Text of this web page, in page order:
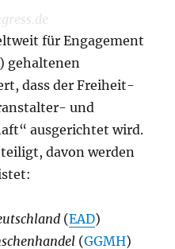
für Engagement
gehaltenen
dass der Freiheit-
und
ausgerichtet wird.
davon werden
(EAD)
(GGMH)